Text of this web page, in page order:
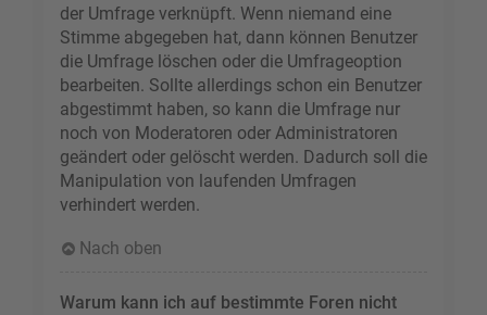
der Umfrage verknüpft. Wenn niemand eine
Stimme abgegeben hat, dann können Benutzer
die Umfrage löschen oder die Umfrageoption
bearbeiten. Sollte allerdings schon ein Benutzer
abgestimmt haben, so kann die Umfrage nur
noch von Moderatoren oder Administratoren
geändert oder gelöscht werden. Dadurch soll die
Manipulation von laufenden Umfragen
verhindert werden.
Nach oben
Warum kann ich auf bestimmte Foren nicht